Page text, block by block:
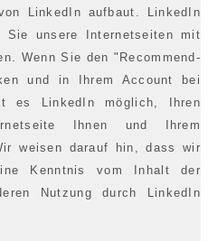
LinkedIn aufbaut. LinkedIn
Sie unsere Internetseiten mit
Wenn Sie den "Recommend-
und in Ihrem Account bei
es LinkedIn möglich, Ihren
Ihnen und Ihrem
weisen darauf hin, dass wir
Kenntnis vom Inhalt der
Nutzung durch LinkedIn